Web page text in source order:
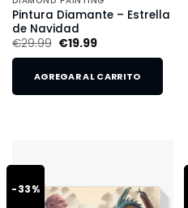
Pintura Diamante – Estrella
de Navidad
€29.99 €19.99
AGREGAR AL CARRITO
-33%